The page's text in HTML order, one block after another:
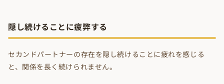
隠し続けることに疲弊する
セカンドパートナーの存在を隠し続けることに疲れを感じる
と、関係を長く続けられません。